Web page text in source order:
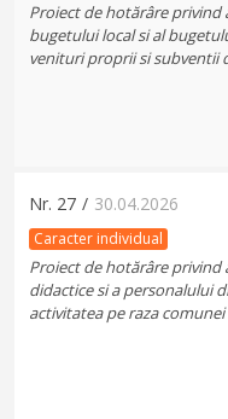
Proiect de hotărâre
bugetului local si al
venituri proprii si subventii
Nr. 27 / 30.04.2026
Caracter individual
Proiect de hotărâre
didactice si a personalului
activitatea pe raza